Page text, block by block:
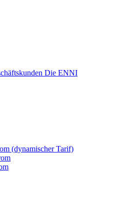
Die ENNI
(dynamischer Tarif)